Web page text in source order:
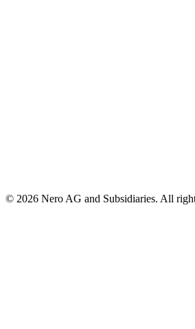
© 2026 Nero AG and Subsidiaries. All